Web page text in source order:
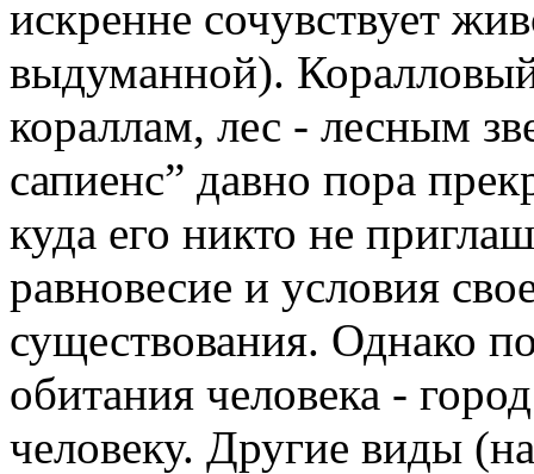
искренне сочувствует
выдуманной).
кораллам, лес - лесным
сапиенс” давно пора
куда его никто не
равновесие и условия
существования. Однако
обитания человека -
человеку. Другие виды